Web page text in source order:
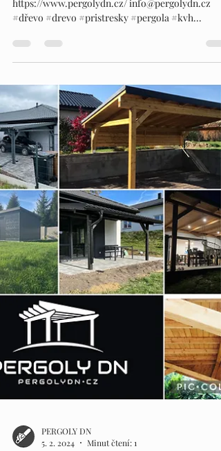
PERGOLY DN
29. 3. 2024
Minut čtení: 1
PERGOLY DN
Dnešní realizace betonových patek ☑️
https://www.pergolydn.cz/ info@pergolydn.cz
#dřevo #drevo #pristresky #pergola #kvh...